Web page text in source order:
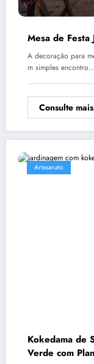
Mesa de Festa
A decoração para
m simples encontro…
Consulte
Artesanato
Kokedama de
Verde com